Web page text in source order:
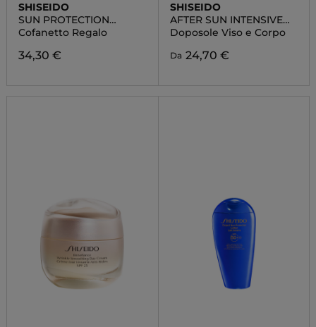
SHISEIDO
SUN PROTECTION
POUCH SET
Cofanetto Regalo
34,30 €
SHISEIDO
AFTER SUN INTENSIVE
RECOVERY EMULSION
Doposole Viso e Corpo
Da 24,70 €